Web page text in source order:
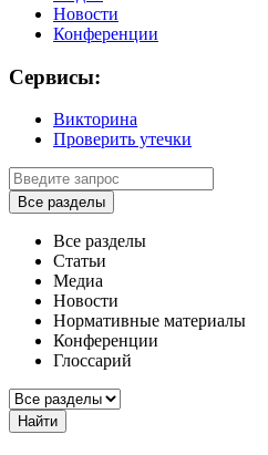
Новости
Конференции
Сервисы:
Викторина
Проверить утечки
Все разделы
Все разделы
Статьи
Медиа
Новости
Нормативные материалы
Конференции
Глоссарий
Найти